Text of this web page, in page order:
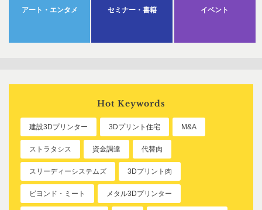
アート・エンタメ セミナー・書籍 イベント
Hot Keywords
建設3Dプリンター 3Dプリント住宅 M&A
ストラタシス 資金調達 代替肉
スリーディーシステムズ 3Dプリント肉
ビヨンド・ミート メタル3Dプリンター